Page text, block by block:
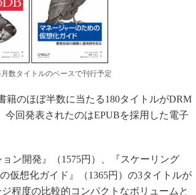
数タイトルのペースで刊行予定
籍のほぼ半数に当たる180タイトルがDRM
回発表されたのはEPUBを採用した電子
ン開発』（1575円）、『スケーリング
仮想化ガイド』（1365円）の3タイトルが
程度の比較的コンパクトなボリュームと